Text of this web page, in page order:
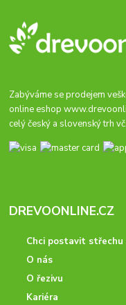
Zabýváme se prodejem
online eshop
celý český a slovenský trh
DREVOONLINE.CZ
Chci postavit střechu
O nás
O řezivu
Kariéra